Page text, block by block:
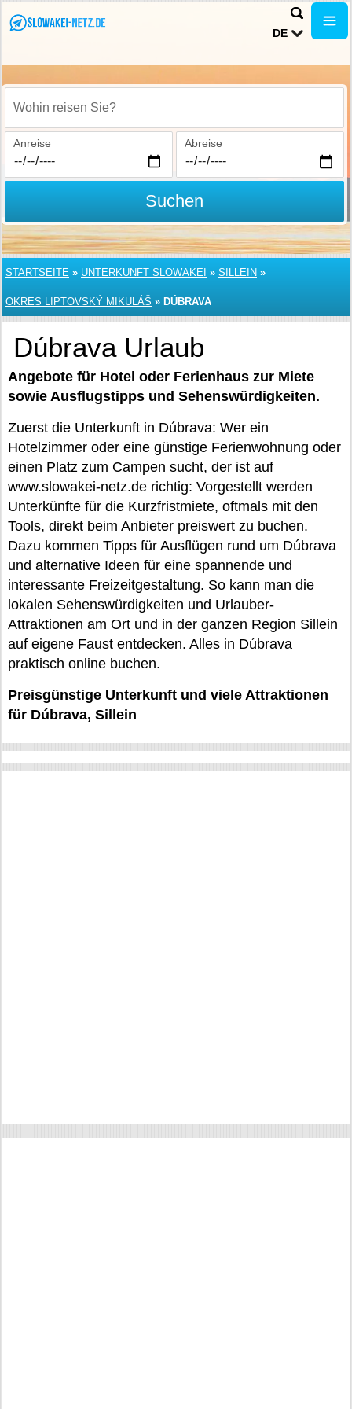
DE
Wohin reisen Sie?
Anreise Abreise
Suchen
STARTSEITE » UNTERKUNFT SLOWAKEI » SILLEIN »
OKRES LIPTOVSKÝ MIKULÁŠ » DÚBRAVA
Dúbrava Urlaub
Angebote für Hotel oder Ferienhaus zur Miete
sowie Ausflugstipps und Sehenswürdigkeiten.
Zuerst die Unterkunft in Dúbrava: Wer ein
Hotelzimmer oder eine günstige Ferienwohnung oder
einen Platz zum Campen sucht, der ist auf
www.slowakei-netz.de richtig: Vorgestellt werden
Unterkünfte für die Kurzfristmiete, oftmals mit den
Tools, direkt beim Anbieter preiswert zu buchen.
Dazu kommen Tipps für Ausflügen rund um Dúbrava
und alternative Ideen für eine spannende und
interessante Freizeitgestaltung. So kann man die
lokalen Sehenswürdigkeiten und Urlauber-
Attraktionen am Ort und in der ganzen Region Sillein
auf eigene Faust entdecken. Alles in Dúbrava
praktisch online buchen.
Preisgünstige Unterkunft und viele Attraktionen
für Dúbrava, Sillein